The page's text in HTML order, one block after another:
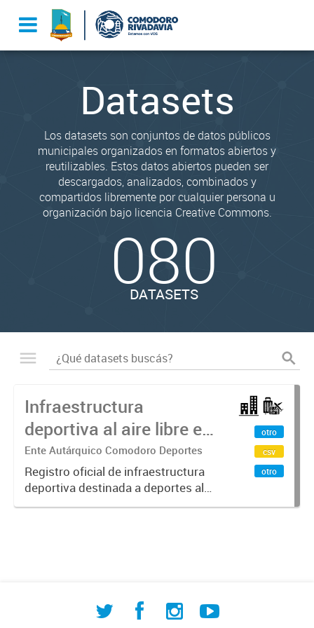
Datasets
Los datasets son conjuntos de datos públicos
municipales organizados en formatos abiertos y
reutilizables. Estos datos abiertos pueden ser
descargados, analizados, combinados y
compartidos libremente por cualquier persona u
organización bajo licencia Creative Commons.
080
DATASETS
Infraestructura
deportiva al aire libre en
Comodoro Rivadavia
Ente Autárquico Comodoro Deportes
Registro oficial de infraestructura
deportiva destinada a deportes al
aire libre en Comodoro Rivadavia
otro
csv
otro